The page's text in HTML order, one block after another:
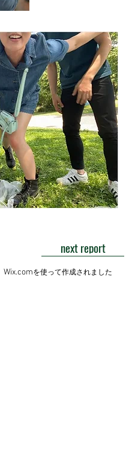
next report
Wix.comを使って作成されました